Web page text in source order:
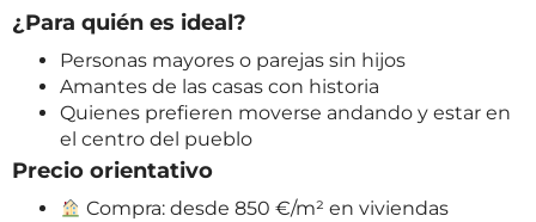
¿Para quién es ideal?
Personas mayores o parejas sin hijos
Amantes de las casas con historia
Quienes prefieren moverse andando y estar en
el centro del pueblo
Precio orientativo
Compra: desde 850 €/m² en viviendas